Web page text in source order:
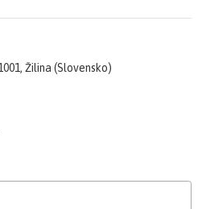
Žilina (Slovensko)